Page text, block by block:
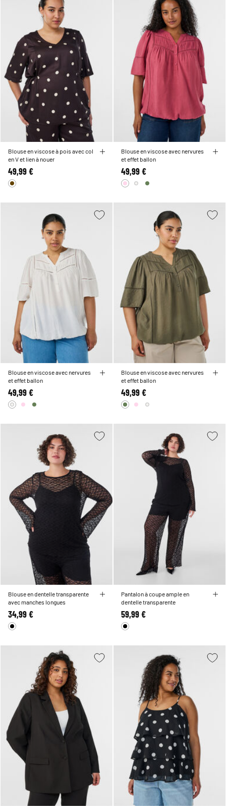
Blouse en viscose à pois avec col
en V et lien à nouer
49,99 €
Blouse en viscose avec nervures
et effet ballon
49,99 €
Blouse en viscose avec nervures
et effet ballon
49,99 €
Blouse en viscose avec nervures
et effet ballon
49,99 €
Blouse en dentelle transparente
avec manches longues
34,99 €
Pantalon à coupe ample en
dentelle transparente
59,99 €